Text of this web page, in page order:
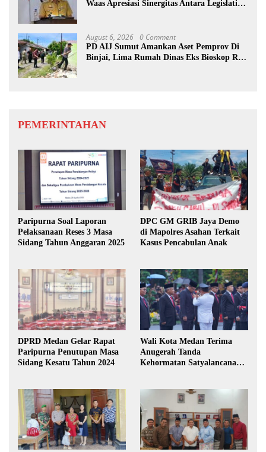
Waas Apresiasi Sinergitas Antara Legislatif
August 6, 2026 0 Comment
PD AIJ Sumut Amankan Aset Pemprov Di
Binjai, Lima Rumah Dinas Eks Bioskop Ria
PEMERINTAHAN
Paripurna Soal Laporan
Pelaksanaan Reses 3 Masa
Sidang Tahun Anggaran 2025
DPC GM GRIB Jaya Demo
di Mapolres Asahan Terkait
Kasus Pencabulan Anak
DPRD Medan Gelar Rapat
Paripurna Penutupan Masa
Sidang Kesatu Tahun 2024
Wali Kota Medan Terima
Anugerah Tanda
Kehormatan Satyalancana